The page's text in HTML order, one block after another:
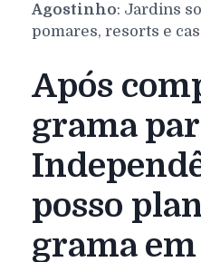
Agostinho: Jardins
pomares, resorts e
Após
grama
posso
grama